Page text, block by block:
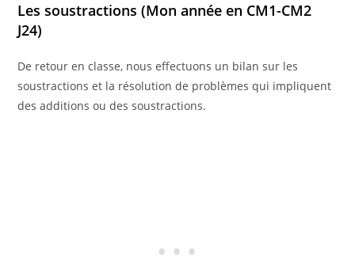
Les soustractions (Mon année en CM1-CM2
J24)
De retour en classe, nous effectuons un bilan sur les
soustractions et la résolution de problèmes qui impliquent
des additions ou des soustractions.